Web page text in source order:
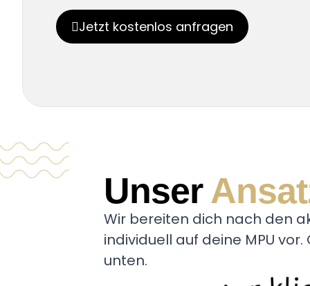
Jetzt kostenlos anfragen
Unser
Wir bereiten dich nach den
individuell auf deine MPU
unten.